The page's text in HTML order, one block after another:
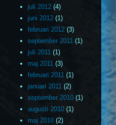
juli 2012 (4)
juni 2012 (1)
februari 2012 (3)
september 2011 (1)
juli 2011 (1)
maj 2011 (3)
februari 2011 (1)
januari 2011 (2)
september 2010 (1)
augusti 2010 (1)
maj 2010 (2)